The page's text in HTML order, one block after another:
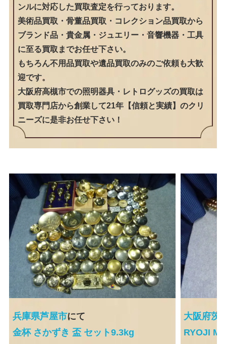
ンルに対応した買取査定を行っております。
美術品買取・骨董品買取・コレクション品買取から
ブランド品・貴金属・ジュエリー・音響機器・工具
に至る買取までお任せ下さい。
もちろん不用品買取や遺品買取のみのご依頼も大歓
迎です。
大阪府高槻市での照明器具・レトログッズの買取は
買取専門店から創業して21年【信頼と実績】のクリ
ニーズに是非お任せ下さい！
兵庫県芦屋市にて
金杯 さかずき 盃 セット9.3kg
大阪府茨
RYOJI